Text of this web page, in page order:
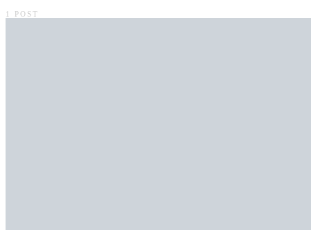
1 POST